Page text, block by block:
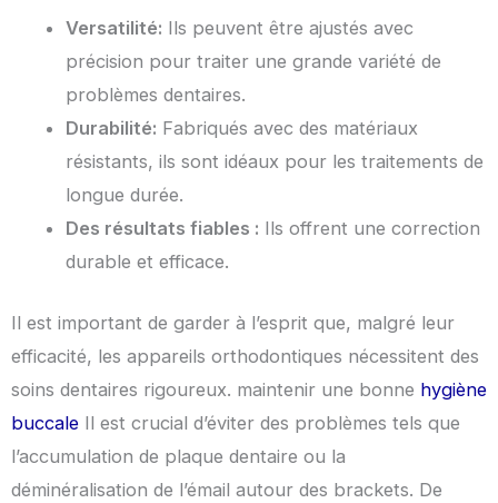
Versatilité: Ils peuvent être ajustés avec
précision pour traiter une grande variété de
problèmes dentaires.
Durabilité: Fabriqués avec des matériaux
résistants, ils sont idéaux pour les traitements de
longue durée.
Des résultats fiables : Ils offrent une correction
durable et efficace.
Il est important de garder à l’esprit que, malgré leur
efficacité, les appareils orthodontiques nécessitent des
soins dentaires rigoureux. maintenir une bonne hygiène
buccale Il est crucial d’éviter des problèmes tels que
l’accumulation de plaque dentaire ou la
déminéralisation de l’émail autour des brackets. De